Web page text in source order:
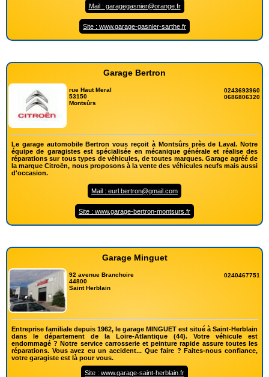
Mail : garagegasnier@orange.fr
Site : www.garage-gasnier-sarthe.fr
Garage Bertron
rue Haut Meral
53150
Montsûrs
0243693960
0686806320
Le garage automobile Bertron vous reçoit à Montsûrs près de Laval. Notre
équipe de garagistes est spécialisée en mécanique générale et réalise des
réparations sur tous types de véhicules, de toutes marques. Garage agréé de
la marque Citroën, nous proposons à la vente des véhicules neufs mais aussi
d'occasion.
Mail : eurl.bertron@gmail.com
Site : www.garage-bertron-montsurs.fr
Garage Minguet
92 avenue Branchoire
44800
Saint Herblain
0240467751
Entreprise familiale depuis 1962, le garage MINGUET est situé à Saint-Herblain
dans le département de la Loire-Atlantique (44). Votre véhicule est
endommagé ? Notre service carrosserie et peinture rapide assure toutes les
réparations. Vous avez eu un accident... Que faire ? Faites-nous confiance,
votre garagiste est là pour vous.
Site : www.garage-saint-herblain.fr